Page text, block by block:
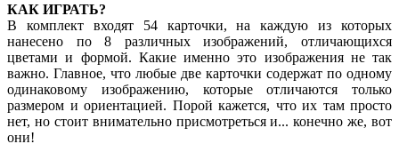
КАК ИГРАТЬ?
В комплект входят 54 карточки, на каждую из которых
нанесено по 8 различных изображений, отличающихся
цветами и формой. Какие именно это изображения не так
важно. Главное, что любые две карточки содержат по одному
одинаковому изображению, которые отличаются только
размером и ориентацией. Порой кажется, что их там просто
нет, но стоит внимательно присмотреться и... конечно же, вот
они!